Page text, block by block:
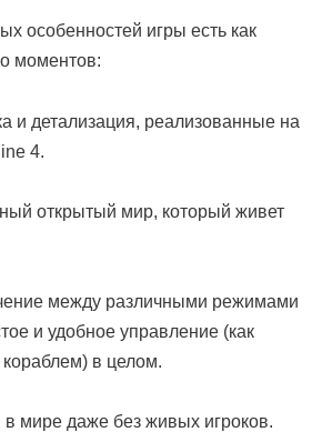
особенностей игры есть как
моментов:
и детализация, реализованные на
4.
открытый мир, который живет
между различными режимами
и удобное управление (как
в целом.
мире даже без живых игроков.